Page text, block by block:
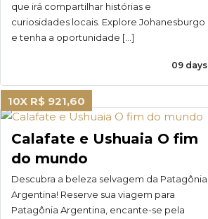
que irá compartilhar histórias e
curiosidades locais. Explore Johanesburgo
e tenha a oportunidade […]
09 days
10X R$ 921,60
Calafate e Ushuaia O fim
do mundo
Descubra a beleza selvagem da Patagônia
Argentina! Reserve sua viagem para
Patagônia Argentina, encante-se pela